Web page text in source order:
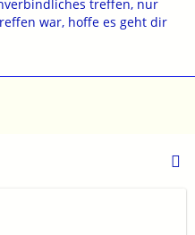
treffen, nur
war, hoffe es geht dir